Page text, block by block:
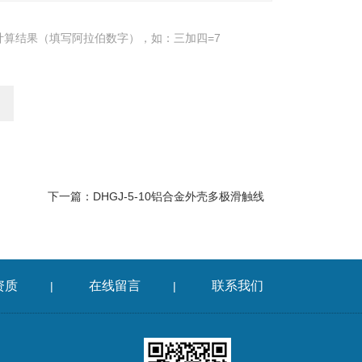
算结果（填写阿拉伯数字），如：三加四=7
下一篇： DHGJ-5-10铝合金外壳多极滑触线
质 | 在线留言 | 联系我们